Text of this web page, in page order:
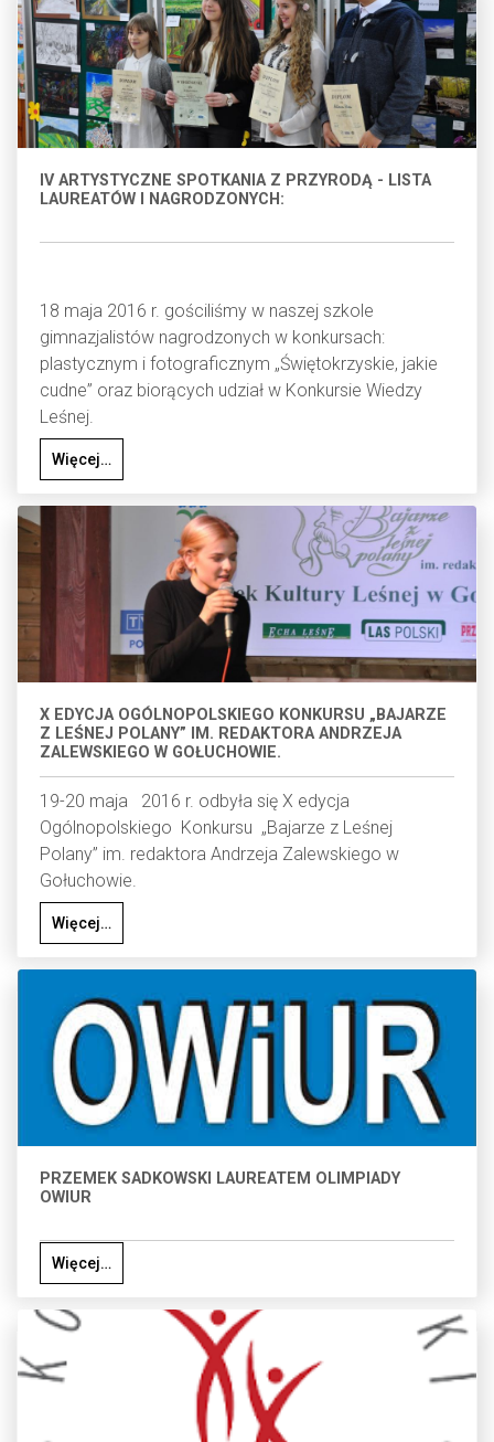
IV ARTYSTYCZNE SPOTKANIA Z PRZYRODĄ - LISTA
LAUREATÓW I NAGRODZONYCH:
18 maja 2016 r. gościliśmy w naszej szkole
gimnazjalistów nagrodzonych w konkursach:
plastycznym i fotograficznym „Świętokrzyskie, jakie
cudne” oraz biorących udział w Konkursie Wiedzy
Leśnej.
Więcej…
X EDYCJA OGÓLNOPOLSKIEGO KONKURSU „BAJARZE
Z LEŚNEJ POLANY” IM. REDAKTORA ANDRZEJA
ZALEWSKIEGO W GOŁUCHOWIE.
19-20 maja 2016 r. odbyła się X edycja
Ogólnopolskiego Konkursu „Bajarze z Leśnej
Polany” im. redaktora Andrzeja Zalewskiego w
Gołuchowie.
Więcej…
PRZEMEK SADKOWSKI LAUREATEM OLIMPIADY
OWIUR
Więcej…